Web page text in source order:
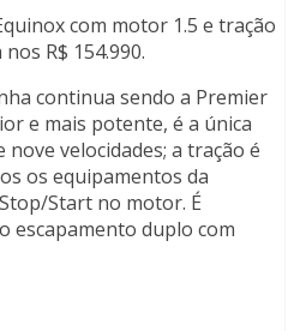
com motor 1.5 e tração
R$ 154.990.
continua sendo a Premier
e mais potente, é a única
velocidades; a tração é
os equipamentos da
Start no motor. É
escapamento duplo com